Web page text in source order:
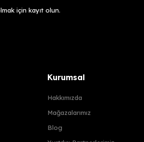
için kayıt olun.
Kurumsal
Hakkımızda
Mağazalarımız
Blog